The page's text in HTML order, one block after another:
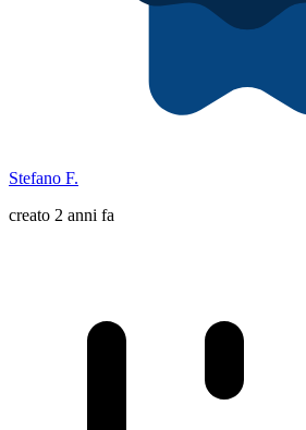
Stefano F.
creato 2 anni fa